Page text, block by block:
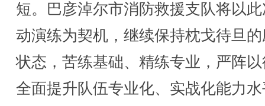
短。巴彦淖尔市消防救援支队将以
动演练为契机，继续保持枕戈待旦
状态，苦练基础、精练专业，严阵
全面提升队伍专业化、实战化能力